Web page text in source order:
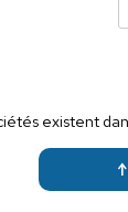
existent